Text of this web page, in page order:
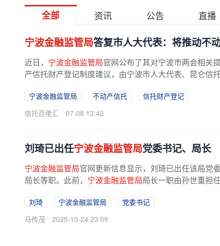
全部 资讯 公告 直播
宁波金融监管局答复市人大代表：将推动不
近日， 宁波金融监管局官网公布了其对宁波市两会相关
产信托财产登记制度建议，由宁波市人大代表、昆仑信
宁波金融监管局 不动产信托
信托财产登记
信托百佬汇
07-08 13:42
刘琦已出任宁波金融监管局党委书记、局长
宁波金融监管局官网更新信息显示，刘琦已出任该局党
局长等职。此前， 宁波金融监管局局长一职由孙世重担
刘琦 宁波金融监管局
党委书记
马传茂
2025-10-24 23:09